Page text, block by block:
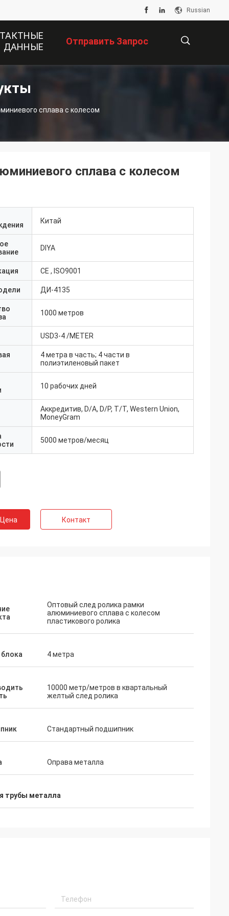
Russian
ДАННЫЕ
Отправить Запрос
сплава с колесом
сплава с колесом
Китай
DIYA
CE , ISO9001
ДИ-4135
1000 метров
USD3-4 /METER
4 метра в часть; 4 части в
полиэтиленовый пакет
10 рабочих дней
Аккредитив, D/A, D/P, T/T, Western Union,
MoneyGram
5000 метров/месяц
Контакт
Оптовый след ролика рамки
алюминиевого сплава с колесом
пластикового ролика
4 метра
10000 метр/метров в квартальный
желтый след ролика
Стандартный подшипник
Оправа металла
трубы металла